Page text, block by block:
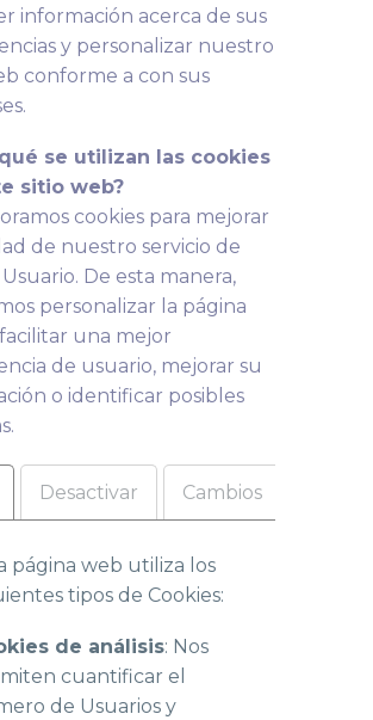
información acerca de sus
y personalizar nuestro
conforme a con sus
qué se utilizan las cookies
sitio web?
cookies para mejorar
de nuestro servicio de
De esta manera,
personalizar la página
una mejor
de usuario, mejorar su
o identificar posibles
Desactivar Cambios
página web utiliza los
tipos de Cookies:
de análisis: Nos
cuantificar el
de Usuarios y